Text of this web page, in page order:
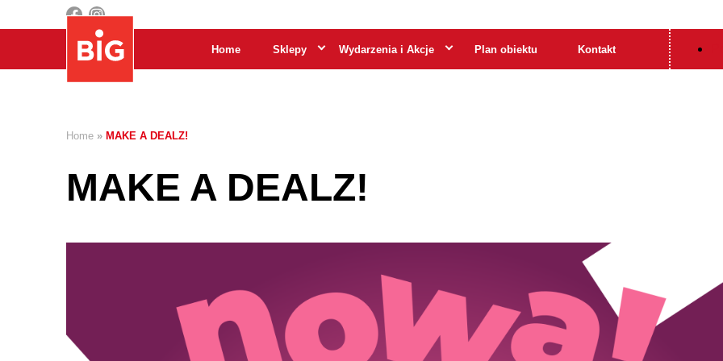
Home Sklepy Wydarzenia i Akcje Plan obiektu Kontakt
Home » MAKE A DEALZ!
MAKE A DEALZ!